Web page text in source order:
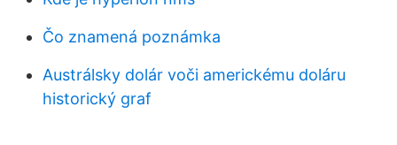
Čo znamená poznámka
Austrálsky dolár voči americkému doláru
historický graf